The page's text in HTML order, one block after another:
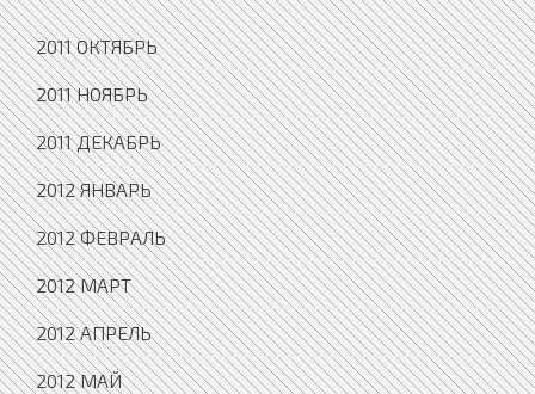
2011 ОКТЯБРЬ
2011 НОЯБРЬ
2011 ДЕКАБРЬ
2012 ЯНВАРЬ
2012 ФЕВРАЛЬ
2012 МАРТ
2012 АПРЕЛЬ
2012 МАЙ